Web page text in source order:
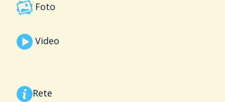
Foto
Video
Rete